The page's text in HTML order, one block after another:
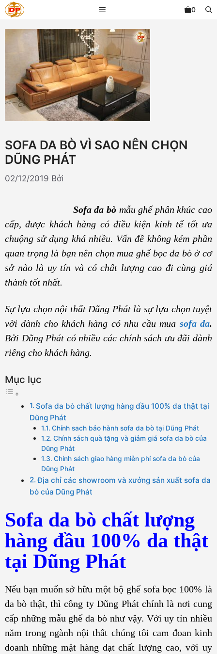
Chuyển
đến
nội
MENU 0
SOFA DA BÒ VÌ SAO NÊN CHỌN
DŨNG PHÁT
02/12/2019 Bởi
Sofa da bò mẫu ghế phân khúc cao
cấp, được khách hàng có điều kiện kinh tế tốt ưa
chuộng sử dụng khá nhiều. Vấn đề không kém phần
quan trọng là bạn nên chọn mua ghế bọc da bò ở cơ
sở nào là uy tín và có chất lượng cao đi cùng giá
thành tốt nhất.
Sự lựa chọn nội thất Dũng Phát là sự lựa chọn tuyệt
vời dành cho khách hàng có nhu cầu mua sofa da.
Bởi Dũng Phát có nhiều các chính sách ưu đãi dành
riêng cho khách hàng.
Mục lục
Sofa da bò chất lượng hàng đầu 100% da thật tại
Dũng Phát
Chính sach bảo hành sofa da bò tại Dũng Phát
Chính sách quà tặng và giảm giá sofa da bò của
Dũng Phát
Chính sách giao hàng miễn phí sofa da bò của
Dũng Phát
Địa chỉ các showroom và xưởng sản xuất sofa da
bò của Dũng Phát
Sofa da bò chất lượng
hàng đầu 100% da thật
tại Dũng Phát
Nếu bạn muốn sở hữu một bộ ghế sofa bọc 100% là
da bò thật, thì công ty Dũng Phát chính là nơi cung
cấp những mẫu ghế da bò như vậy. Với uy tín nhiều
năm trong ngành nội thất chúng tôi cam đoan kinh
doanh những mặt hàng đạt chất lượng cao, với uy